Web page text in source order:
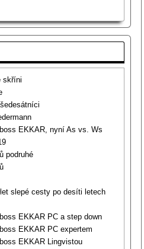
skříni
EKKAR, nyní As vs. Ws
podruhé
slepé cesty po desíti letech
EKKAR PC a step down
EKKAR PC expertem
EKKAR Lingvistou